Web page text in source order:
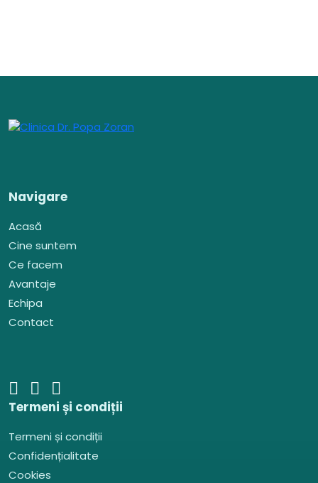
Navigare
Acasă
Cine suntem
Ce facem
Avantaje
Echipa
Contact
Termeni și condiții
Termeni și condiții
Confidențialitate
Cookies